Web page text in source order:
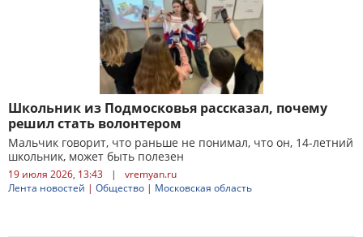
Школьник из Подмосковья рассказал, почему
решил стать волонтером
Мальчик говорит, что раньше не понимал, что он, 14-летний
школьник, может быть полезен
19 июля 2026, 13:43 |
vremyan.ru
Лента новостей | Общество | Московская область